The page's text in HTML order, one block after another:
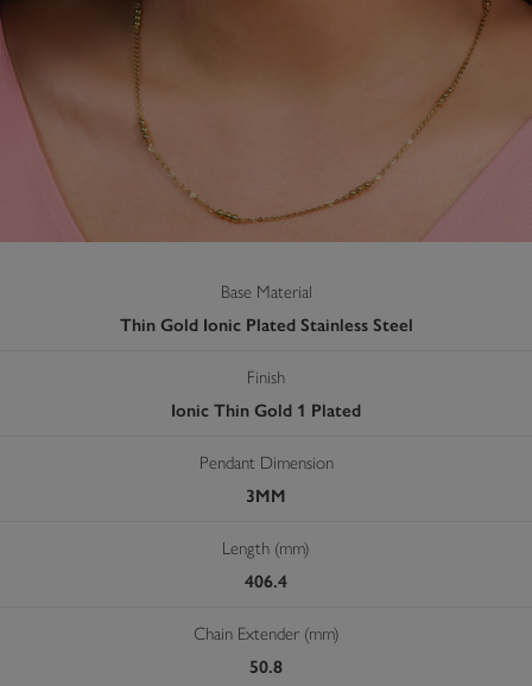
Base Material
Thin Gold Ionic Plated Stainless Steel
Finish
Ionic Thin Gold 1 Plated
Pendant Dimension
3MM
Length (mm)
406.4
Chain Extender (mm)
50.8